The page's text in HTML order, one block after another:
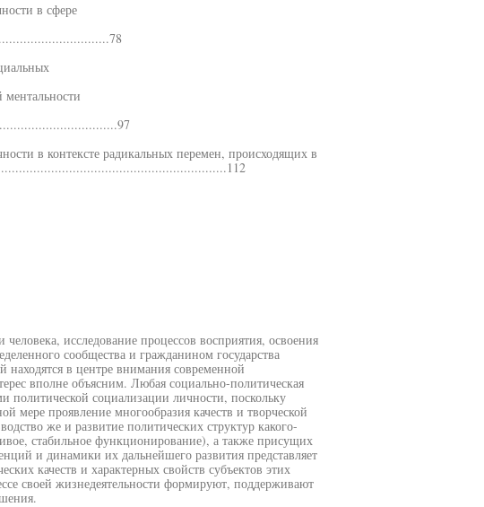
в сфере
в контексте радикальных перемен, происходящих в
исследование процессов восприятия, освоения
сообщества и гражданином государства
в центре внимания современной
вполне объясним. Любая социально-политическая
политической социализации личности, поскольку
мере проявление многообразия качеств и творческой
же и развитие политических структур какого-
стабильное функционирование), а также присущих
и динамики их дальнейшего развития представляет
качеств и характерных свойств субъектов этих
своей жизнедеятельности формируют, поддерживают